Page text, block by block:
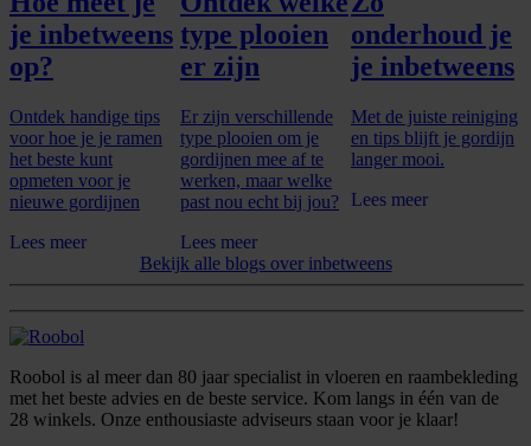
je inbetweens
op?
Ontdek handige tips
voor hoe je je ramen
het beste kunt
opmeten voor je
nieuwe gordijnen
Lees meer
type plooien
er zijn
Er zijn verschillende
type plooien om je
gordijnen mee af te
werken, maar welke
past nou echt bij jou?
Lees meer
onderhoud je
je inbetweens
Met de juiste reiniging
en tips blijft je gordijn
langer mooi.
Lees meer
Bekijk alle blogs over inbetweens
Roobol is al meer dan 80 jaar specialist in vloeren en raambekleding
met het beste advies en de beste service. Kom langs in één van de
28 winkels. Onze enthousiaste adviseurs staan voor je klaar!